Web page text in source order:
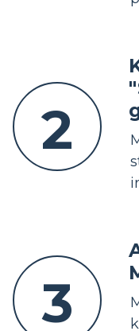
2
3